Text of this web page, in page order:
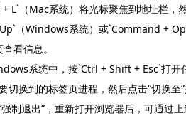
L`（Mac系统）将光标聚焦到地址栏
（Windows系统）或`Command +
看信息。
系统中，按`Ctrl + Shift + Esc`打开
换到的标签页进程，然后点击“切换
退出”，重新打开浏览器后，可通过